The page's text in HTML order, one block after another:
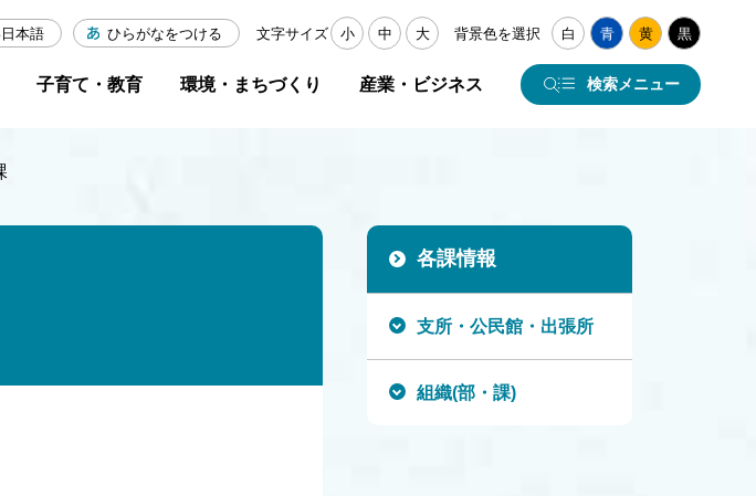
本語 ひらがなをつける 文字サイズ 小 中 大 背景色を選択 白 青 黄 黒
子育て・教育 環境・まちづくり 産業・ビジネス 検索メニュー
各課情報
支所・公民館・出張所
組織(部・課)